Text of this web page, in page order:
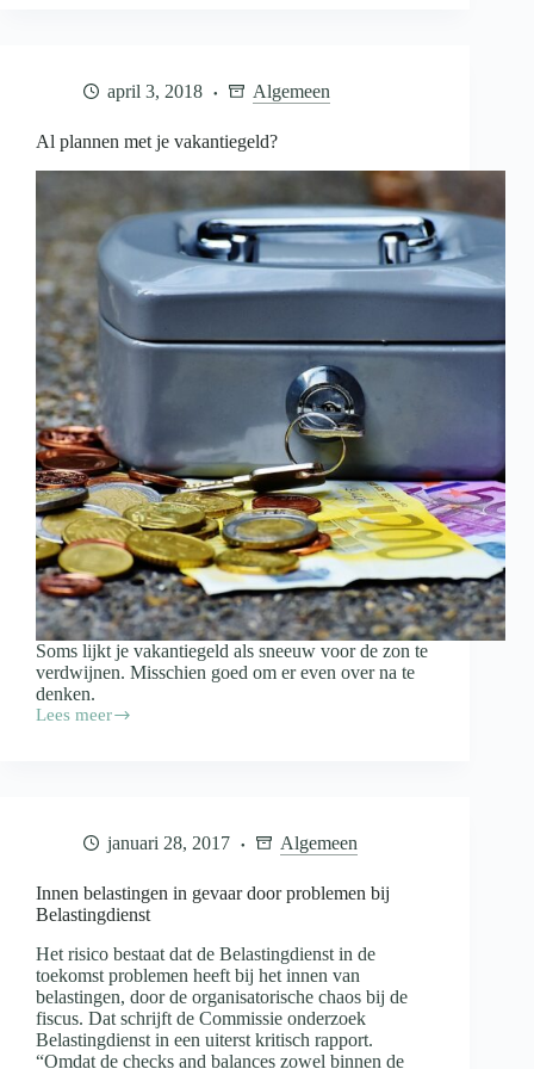
april 3, 2018 Algemeen
Al plannen met je vakantiegeld?
Soms lijkt je vakantiegeld als sneeuw voor de zon te
verdwijnen. Misschien goed om er even over na te
denken.
Lees meer
Al
januari 28, 2017 Algemeen
Innen belastingen in gevaar door problemen bij
Belastingdienst
Het risico bestaat dat de Belastingdienst in de
toekomst problemen heeft bij het innen van
belastingen, door de organisatorische chaos bij de
fiscus. Dat schrijft de Commissie onderzoek
Belastingdienst in een uiterst kritisch rapport.
“Omdat de checks and balances zowel binnen de